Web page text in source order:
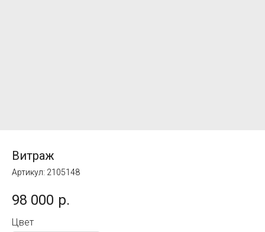
Витраж
Артикул: 2105148
98 000 р.
Цвет